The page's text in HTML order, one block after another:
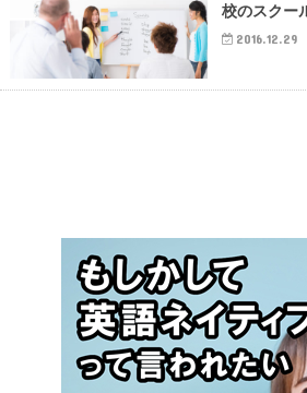
校のスクー
2016.12.29